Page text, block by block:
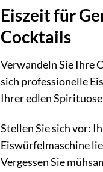
Eiszeit für
Cocktails
Verwandeln Sie Ihre
sich professionelle
Ihrer edlen
Stellen Sie sich vor:
Eiswürfelmaschine
Vergessen Sie